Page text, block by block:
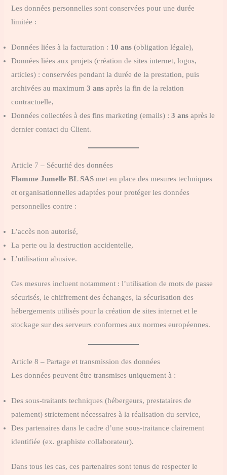
Les données personnelles sont conservées pour une durée
limitée :
Données liées à la facturation : 10 ans (obligation légale),
Données liées aux projets (création de sites internet, logos,
articles) : conservées pendant la durée de la prestation, puis
archivées au maximum3 ans après la fin de la relation
contractuelle,
Données collectées à des fins marketing (emails) :3 ans après le
dernier contact du Client.
Article 7 – Sécurité des données
Flamme Jumelle BL SAS met en place des mesures techniques
et organisationnelles adaptées pour protéger les données
personnelles contre :
L’accès non autorisé,
La perte ou la destruction accidentelle,
L’utilisation abusive.
Ces mesures incluent notamment : l’utilisation de mots de passe
sécurisés, le chiffrement des échanges, la sécurisation des
hébergements utilisés pour la création de sites internet et le
stockage sur des serveurs conformes aux normes européennes.
Article 8 – Partage et transmission des données
Les données peuvent être transmises uniquement à :
Des sous-traitants techniques (hébergeurs, prestataires de
paiement) strictement nécessaires à la réalisation du service,
Des partenaires dans le cadre d’une sous-traitance clairement
identifiée (ex. graphiste collaborateur).
Dans tous les cas, ces partenaires sont tenus de respecter le